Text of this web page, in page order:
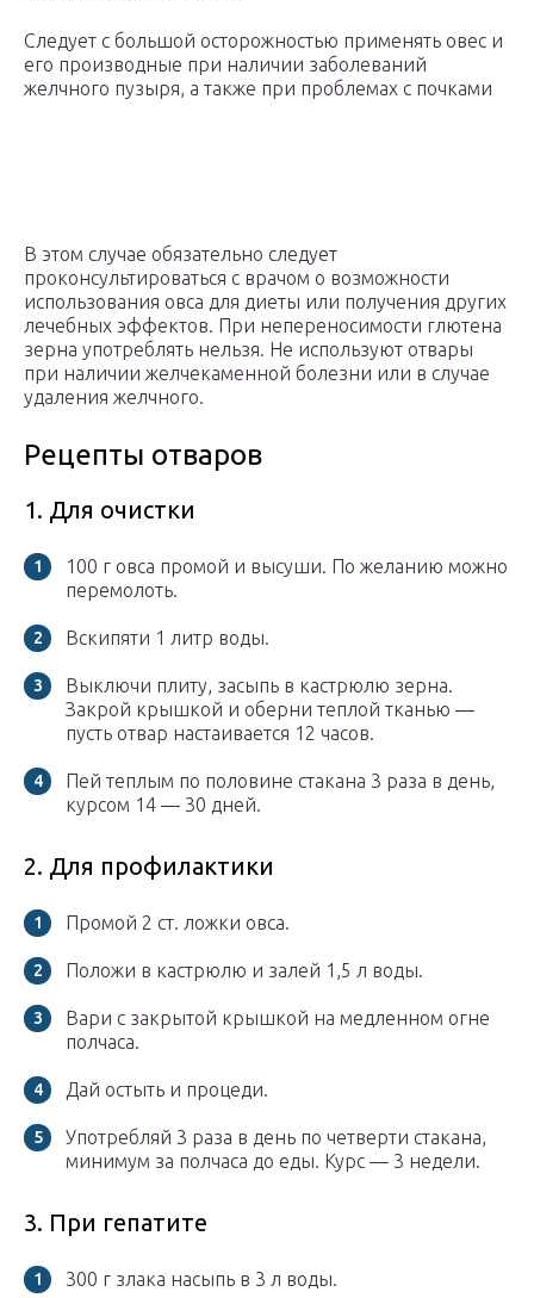
Следует с большой осторожностью применять овес и
его производные при наличии заболеваний
желчного пузыря, а также при проблемах с почками
В этом случае обязательно следует
проконсультироваться с врачом о возможности
использования овса для диеты или получения других
лечебных эффектов. При непереносимости глютена
зерна употреблять нельзя. Не используют отвары
при наличии желчекаменной болезни или в случае
удаления желчного.
Рецепты отваров
1. Для очистки
100 г овса промой и высуши. По желанию можно
перемолоть.
Вскипяти 1 литр воды.
Выключи плиту, засыпь в кастрюлю зерна.
Закрой крышкой и оберни теплой тканью —
пусть отвар настаивается 12 часов.
Пей теплым по половине стакана 3 раза в день,
курсом 14 — 30 дней.
2. Для профилактики
Промой 2 ст. ложки овса.
Положи в кастрюлю и залей 1,5 л воды.
Вари с закрытой крышкой на медленном огне
полчаса.
Дай остыть и процеди.
Употребляй 3 раза в день по четверти стакана,
минимум за полчаса до еды. Курс — 3 недели.
3. При гепатите
300 г злака насыпь в 3 л воды.